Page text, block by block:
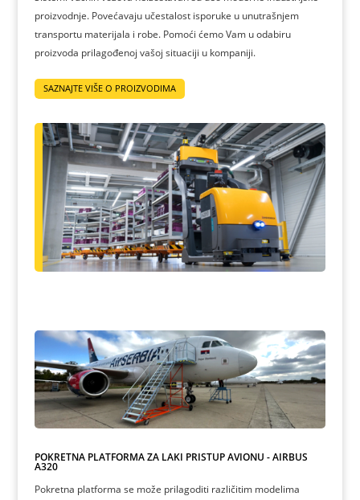
proizvodnje. Povećavaju učestalost isporuke u unutrašnjem
transportu materijala i robe. Pomoći ćemo Vam u odabiru
proizvoda prilagođenoj vašoj situaciji u kompaniji.
SAZNAJTE VIŠE O PROIZVODIMA
POKRETNA PLATFORMA ZA LAKI PRISTUP AVIONU - AIRBUS
A320
Pokretna platforma se može prilagoditi različitim modelima